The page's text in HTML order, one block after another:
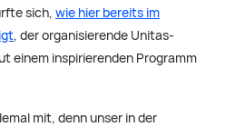
sich, wie hier bereits im
, der organisierende Unitas-
einem inspirierenden Programm
mit, denn unser in der